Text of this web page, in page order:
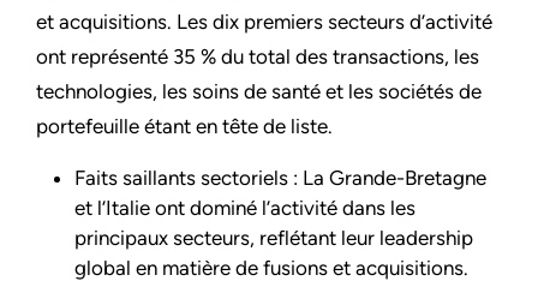
et acquisitions. Les dix premiers secteurs d’activité
ont représenté 35 % du total des transactions, les
technologies, les soins de santé et les sociétés de
portefeuille étant en tête de liste.
Faits saillants sectoriels : La Grande-Bretagne
et l’Italie ont dominé l’activité dans les
principaux secteurs, reflétant leur leadership
global en matière de fusions et acquisitions.